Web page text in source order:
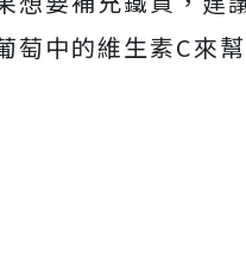
萄中的維生素C來